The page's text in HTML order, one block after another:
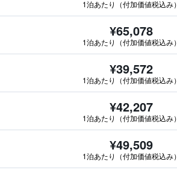
1泊あたり（付加価値税込み）
¥65,078
1泊あたり（付加価値税込み）
¥39,572
1泊あたり（付加価値税込み）
¥42,207
1泊あたり（付加価値税込み）
¥49,509
1泊あたり（付加価値税込み）